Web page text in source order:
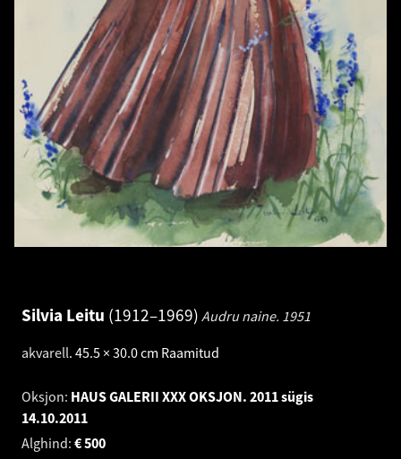
Silvia Leitu 1912–1969 Audru naine. 1951
akvarell. 45.5 × 30.0 cm Raamitud
Oksjon: HAUS GALERII XXX OKSJON. 2011 sügis
14.10.2011
Alghind:
500
€